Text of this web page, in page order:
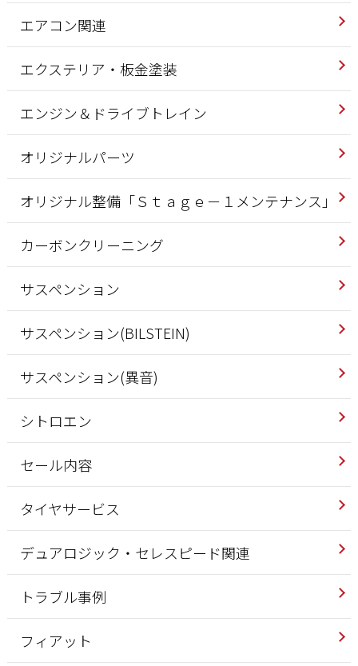
エアコン関連
エクステリア・板金塗装
エンジン＆ドライブトレイン
オリジナルパーツ
オリジナル整備「Ｓｔａｇｅ－１メンテナンス」
カーボンクリーニング
サスペンション
サスペンション(BILSTEIN)
サスペンション(異音)
シトロエン
セール内容
タイヤサービス
デュアロジック・セレスピード関連
トラブル事例
フィアット